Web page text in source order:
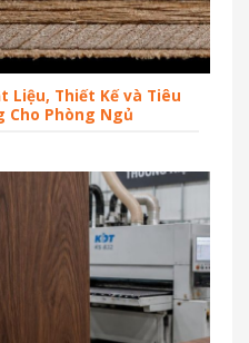
Liệu, Thiết Kế và Tiêu
Cho Phòng Ngủ